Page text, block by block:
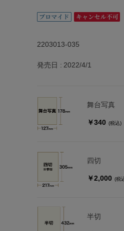
2203013-035
発売日 2022/4/1
舞台写真
￥340 (税込)
四切
￥2,000 (税
半切